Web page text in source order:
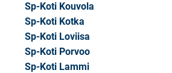
Sp-Koti Kouvola
Sp-Koti Kotka
Sp-Koti Loviisa
Sp-Koti Porvoo
Sp-Koti Lammi